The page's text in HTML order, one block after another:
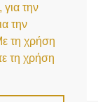
την
την
τη χρήση
τη χρήση